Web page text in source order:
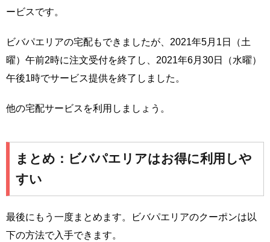
ービスです。
ビバパエリアの宅配もできましたが、2021年5月1日（土
曜）午前2時に注文受付を終了し、2021年6月30日（水曜）
午後1時でサービス提供を終了しました。
他の宅配サービスを利用しましょう。
まとめ：ビバパエリアはお得に利用しや
すい
最後にもう一度まとめます。ビバパエリアのクーポンは以
下の方法で入手できます。